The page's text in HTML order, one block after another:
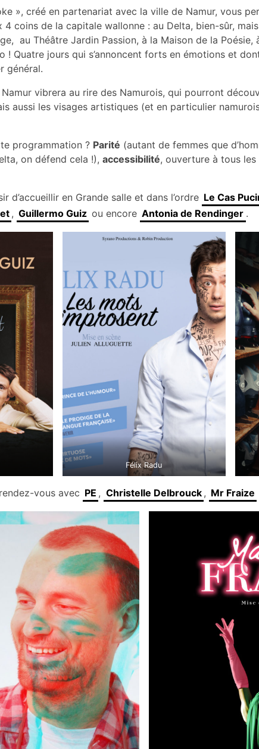
», créé en partenariat avec la ville de Namur, vous
4 coins de la capitale wallonne : au Delta, bien-sûr,
au Théâtre Jardin Passion, à la Maison de la
! Quatre jours qui s’annoncent forts en émotions et
général.
vibrera au rire des Namurois, qui pourront
aussi les visages artistiques (et en particulier
programmation ? Parité (autant de femmes que
on défend cela !), accessibilité, ouverture à tous
d’accueillir en Grande salle et dans l’ordre Le Cas
, Guillermo Guiz ou encore Antonia de Rendinger .
Félix Radu
vous avec PE , Christelle Delbrouck , Mr Fraize